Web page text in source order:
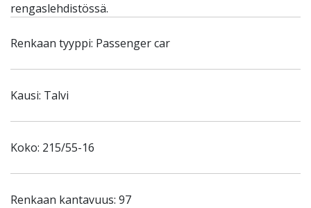
rengaslehdistössä.
Renkaan tyyppi: Passenger car
Kausi: Talvi
Koko: 215/55-16
Renkaan kantavuus: 97